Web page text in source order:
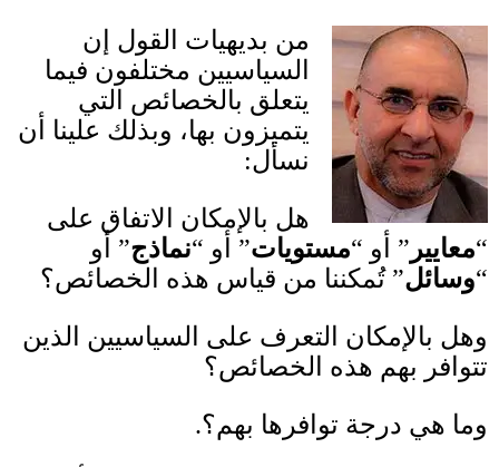
من بديهيات القول إن
السياسيين مختلفون فيما
يتعلق بالخصائص التي
يتميزون بها، وبذلك علينا أن
نسأل:
هل بالإمكان الاتفاق على
“معايير ” أو “مستويات” أو “نماذج” أو
“وسائل” تُمكننا من قياس هذه الخصائص؟
وهل بالإمكان التعرف على السياسيين الذين
تتوافر بهم هذه الخصائص؟
وما هي درجة توافرها بهم؟.